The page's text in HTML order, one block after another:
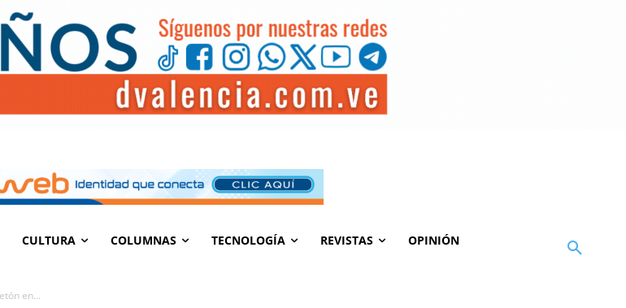
CULTURA COLUMNAS TECNOLOGÍA REVISTAS OPINIÓN
en...